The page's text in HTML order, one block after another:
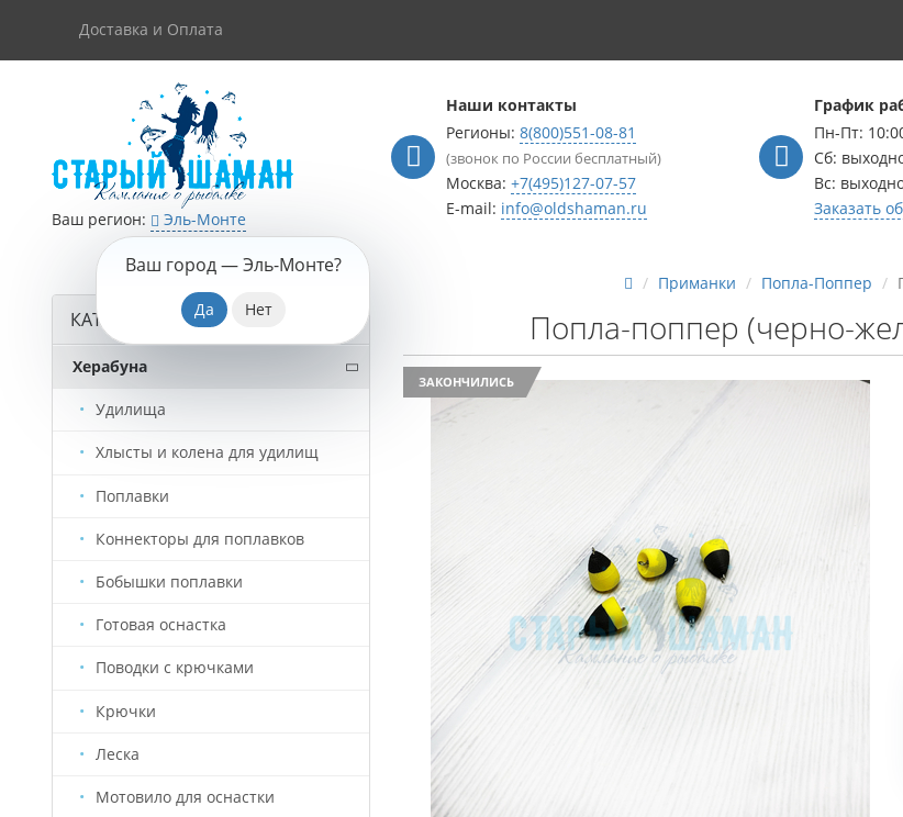
Доставка и Оплата
Ваш регион: Эль-Монте
Ваш город —Эль-Монте?
Наши контакты
Регионы: 8(800)551-08-81
(звонок по России бесплатный)
Москва: +7(495)127-07-57
E-mail: info@oldshaman.ru
График
Пн-Пт:
Сб:
Вс:
Заказать
КАТАЛОГ ТОВАРОВ
Херабуна
Удилища
Хлысты и колена для удилищ
Поплавки
Коннекторы для поплавков
Бобышки поплавки
Готовая оснастка
Поводки с крючками
Крючки
Леска
Мотовило для оснастки
Приманки Попла-Поппер
Попла-поппер (черно-
ЗАКОНЧИЛИСЬ